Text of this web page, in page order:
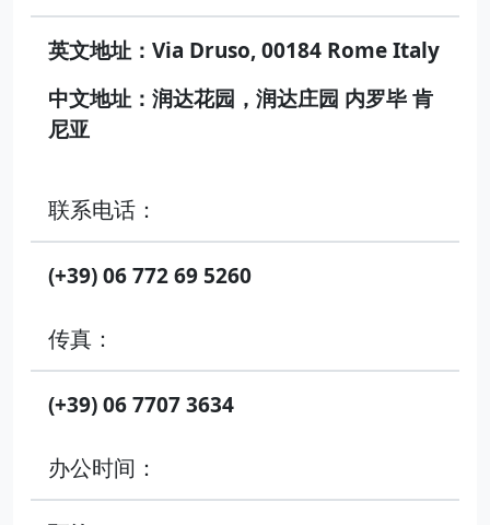
英文地址：Via Druso, 00184 Rome Italy
中文地址：润达花园，润达庄园 内罗毕 肯
尼亚
联系电话：
(+39) 06 772 69 5260
传真：
(+39) 06 7707 3634
办公时间：